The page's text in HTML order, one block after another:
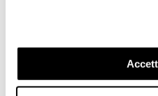
Cookie di profilazione/
previo tuo consenso, per
navigazione e mostrarti
linea con le tue preferenze.
Share: